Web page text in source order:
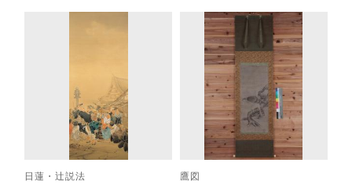
日蓮・辻説法 鷹図